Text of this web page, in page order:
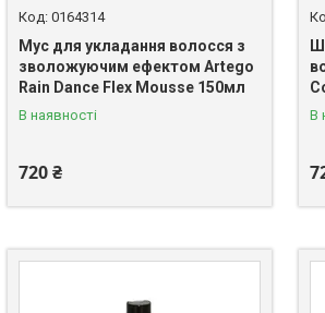
0164314
Мус для укладання волосся з
зволожуючим ефектом Artego
Rain Dance Flex Mousse 150мл
В наявності
720 ₴
В